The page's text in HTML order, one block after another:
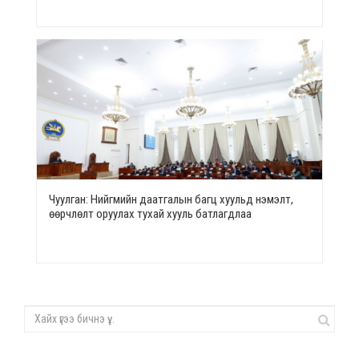
Чуулган: Нийгмийн даатгалын багц хуульд нэмэлт,
өөрчлөлт оруулах тухай хууль батлагдлаа